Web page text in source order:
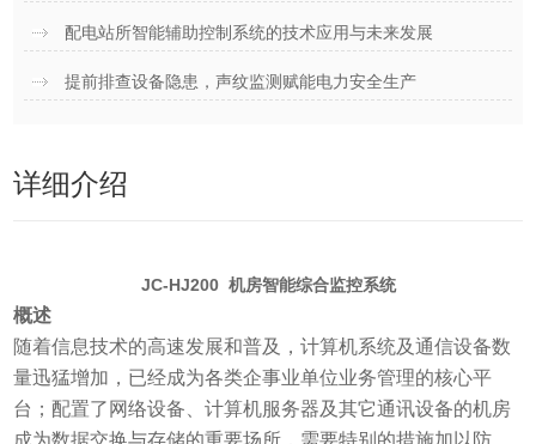
配电站所智能辅助控制系统的技术应用与未来发展
提前排查设备隐患，声纹监测赋能电力安全生产
详细介绍
JC-HJ200 机房智能综合监控系统
概述
随着信息技术的高速发展和普及，计算机系统及通信设备数
量迅猛增加，已经成为各类企事业单位业务管理的核心平
台；配置了网络设备、计算机服务器及其它通讯设备的机房
成为数据交换与存储的重要场所，需要特别的措施加以防